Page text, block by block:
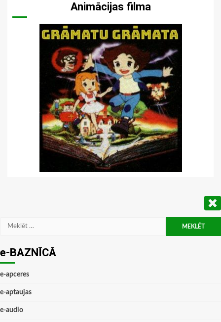
Animācijas filma
Meklēt:
e-BAZNĪCĀ
e-apceres
e-aptaujas
e-audio